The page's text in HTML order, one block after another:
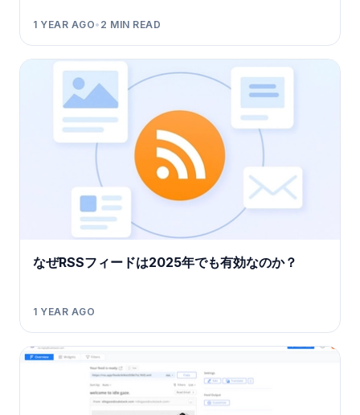
1 YEAR AGO• 2 MIN READ
なぜRSSフィードは2025年でも有効なのか？
1 YEAR AGO